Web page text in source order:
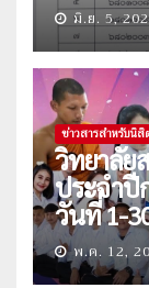
มิ.ย. 5,
ข่าวสารสำหรับนิสิ
วิทยาลัย
ประจำปี
วันที่ 1-
พ.ค. 12,